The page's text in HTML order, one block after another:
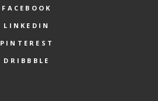
FACEBOOK
LINKEDIN
PINTEREST
DRIBBBLE